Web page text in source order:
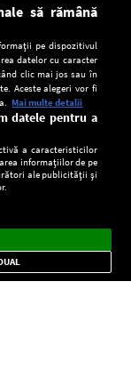
×
să rămână
pe dispozitivul
datelor cu caracter
clic mai jos sau în
Aceste alegeri vor fi
Mai multe detalii
datele pentru a
a caracteristicilor
informațiilor de pe
ale publicității și